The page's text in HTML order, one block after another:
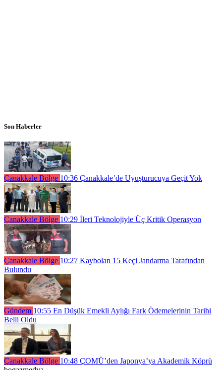
Son Haberler
Çanakkale Bölge 10:36 Çanakkale’de Uyuşturucuya Geçit Yok
Çanakkale Bölge 10:29 İleri Teknolojiyle Üç Kritik Operasyon
Çanakkale Bölge 10:27 Kaybolan 15 Keçi Jandarma Tarafından
Bulundu
Gündem 10:55 En Düşük Emekli Aylığı Fark Ödemelerinin Tarihi
Belli Oldu
Çanakkale Bölge 10:48 ÇOMÜ’den Japonya’ya Akademik Köprü